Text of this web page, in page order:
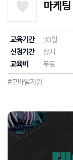
마케팅
교육기간 30일
신청기간
상시
교육비
무료
#모바일지원